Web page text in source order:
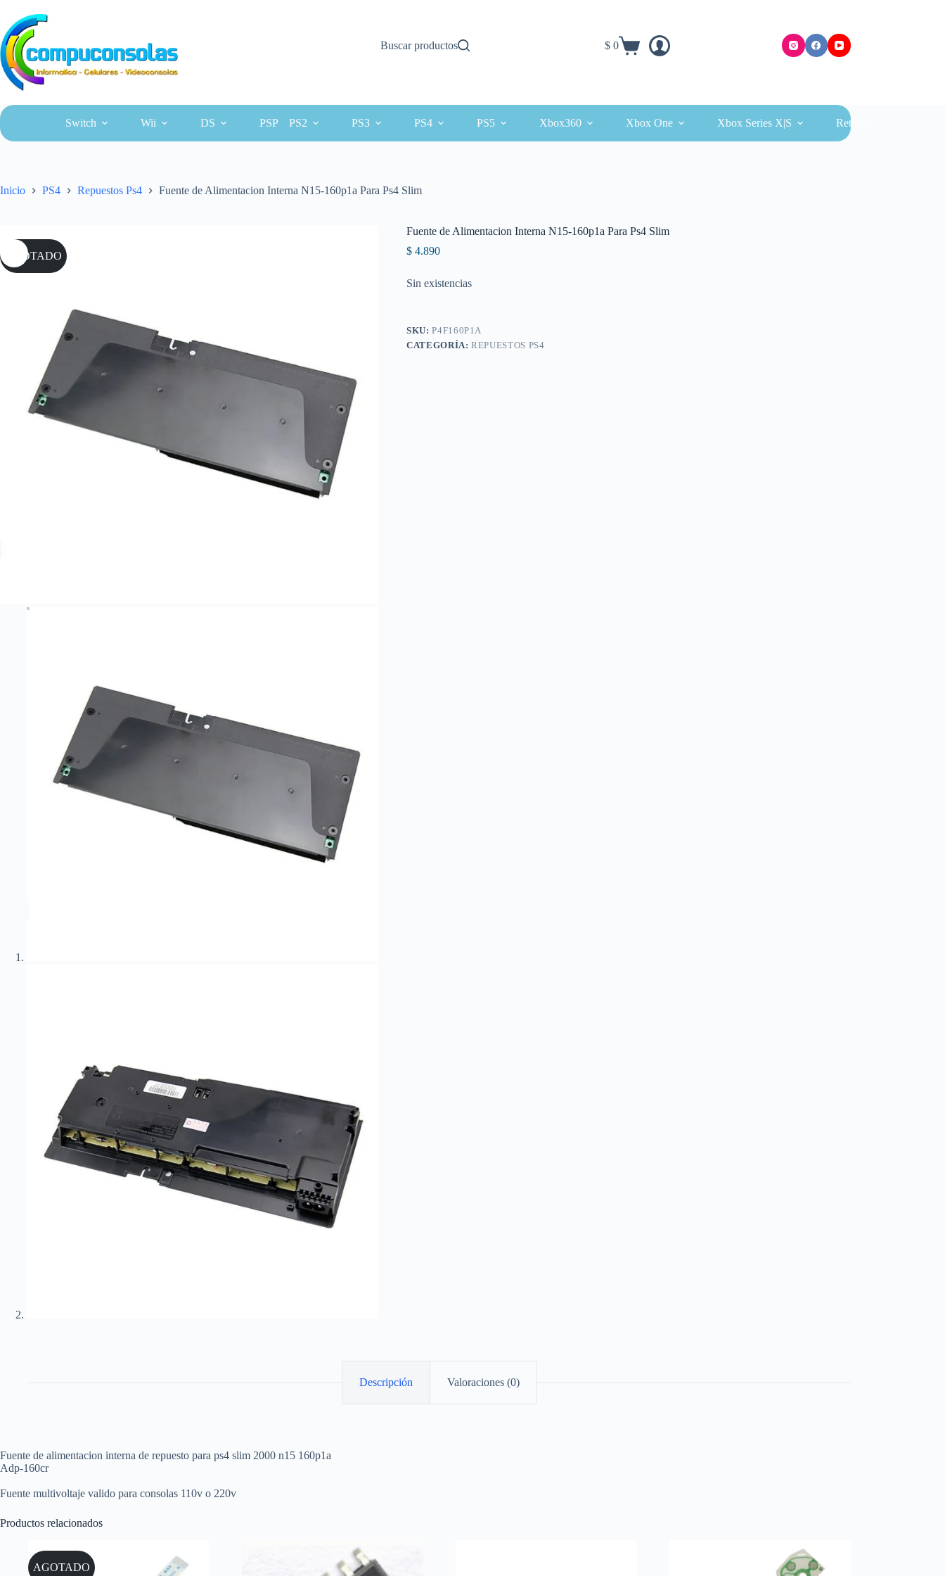
contenido
Buscar productos
Carro
$ 0
Switch Wii DS PSP PS2 PS3 PS4 PS5 Xbox360 Xbox One Xbox Series X|S Retro
Inicio PS4 Repuestos Ps4 Fuente de Alimentacion Interna N15-160p1a Para Ps4 Slim
AGOTADO
Fuente de Alimentacion Interna N15-160p1a Para Ps4 Slim
$ 4.890
Sin existencias
SKU:P4F160P1A
CATEGORÍA:REPUESTOS PS4
Descripción Valoraciones (0)
Fuente de alimentacion interna de repuesto para ps4 slim 2000 n15 160p1a
Adp-160cr
Fuente multivoltaje valido para consolas 110v o 220v
Productos relacionados
AGOTADO